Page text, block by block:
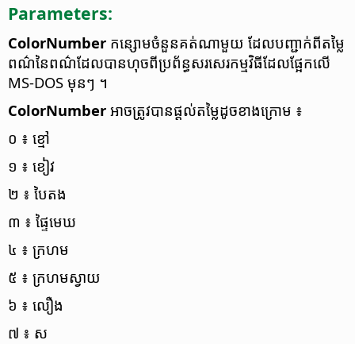
Parameters:
ColorNumber កន្សោម​ចំនួន​គត់​ណា​មួយ ដែល​បញ្ជាក់​ពី​តម្លៃ​
ពណ៌​នៃ​ពណ៌​ដែល​បាន​ហុច​ពី​ប្រព័ន្ធ​សរសេរ​កម្មវិធី​ដែល​ផ្អែក​លើ
MS-DOS មុន​ៗ ។
ColorNumber អាច​ត្រូវ​បាន​ផ្តល់​តម្លៃ​ដូច​ខាង​ក្រោម​ ៖
០ ៖ ខ្មៅ
១ ៖ ខៀវ
២ ៖ បៃតង
៣ ៖ ផ្ទៃ​មេឃ
៤ ៖ ក្រហម
៥ ៖ ក្រហម​ស្វាយ
៦ ៖ លឿង
៧ ៖ ស